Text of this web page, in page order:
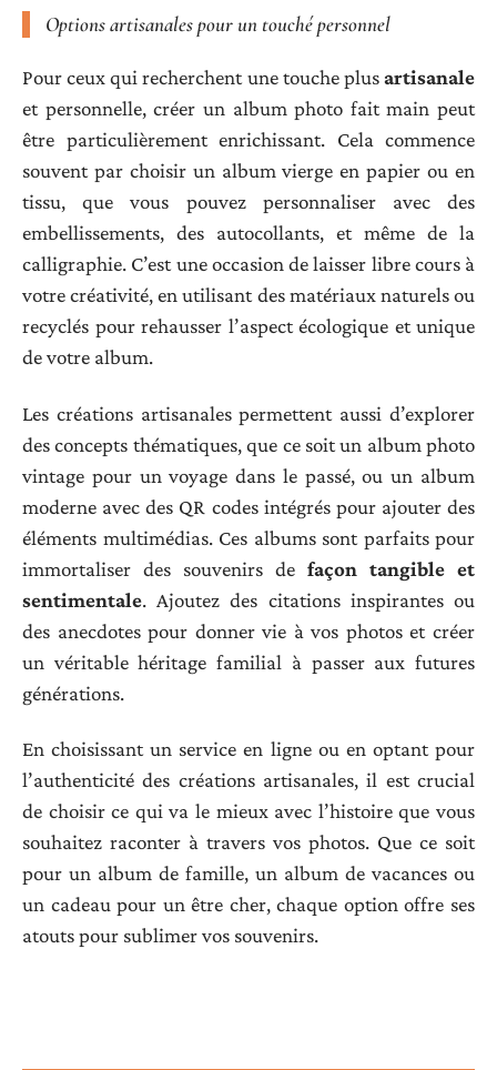
Options artisanales pour un touché personnel
Pour ceux qui recherchent une touche plusartisanale
et personnelle, créer un album photo fait main peut
être particulièrement enrichissant. Cela commence
souvent par choisir un album vierge en papier ou en
tissu, que vous pouvez personnaliser avec des
embellissements, des autocollants, et même de la
calligraphie. C’est une occasion de laisser libre cours à
votre créativité, en utilisant des matériaux naturels ou
recyclés pour rehausser l’aspect écologique et unique
de votre album.
Les créations artisanales permettent aussi d’explorer
des concepts thématiques, que ce soit un album photo
vintage pour un voyage dans le passé, ou un album
moderne avec des QR codes intégrés pour ajouter des
éléments multimédias. Ces albums sont parfaits pour
immortaliser des souvenirs de façon tangible et
sentimentale. Ajoutez des citations inspirantes ou
des anecdotes pour donner vie à vos photos et créer
un véritable héritage familial à passer aux futures
générations.
En choisissant un service en ligne ou en optant pour
l’authenticité des créations artisanales, il est crucial
de choisir ce qui va le mieux avec l’histoire que vous
souhaitez raconter à travers vos photos. Que ce soit
pour un album de famille, un album de vacances ou
un cadeau pour un être cher, chaque option offre ses
atouts pour sublimer vos souvenirs.